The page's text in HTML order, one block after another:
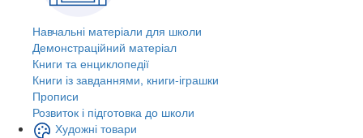
Навчальні матеріали для школи
Демонстраційний матеріал
Книги та енциклопедії
Книги із завданнями, книги-іграшки
Прописи
Розвиток і підготовка до школи
Художні товари